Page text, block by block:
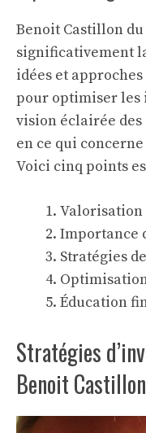
Benoit Castillon
significativement
idées et
pour optimiser les
vision éclairée
en ce qui
Voici cinq points
Valorisation
Importance
Stratégies
Éducation
Stratégies
Benoit Castillon